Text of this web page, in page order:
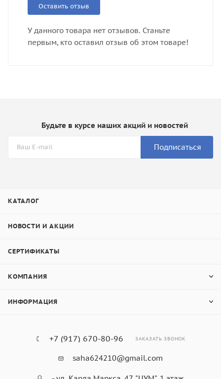
Оставить отзыв
У данного товара нет отзывов. Станьте
первым, кто оставил отзыв об этом товаре!
Будьте в курсе наших акций и новостей
Подписаться
КАТАЛОГ
НОВОСТИ И АКЦИИ
СЕРТИФИКАТЫ
КОМПАНИЯ
ИНФОРМАЦИЯ
+7 (917) 670-80-96 ЗАКАЗАТЬ ЗВОНОК
saha624210@gmail.com